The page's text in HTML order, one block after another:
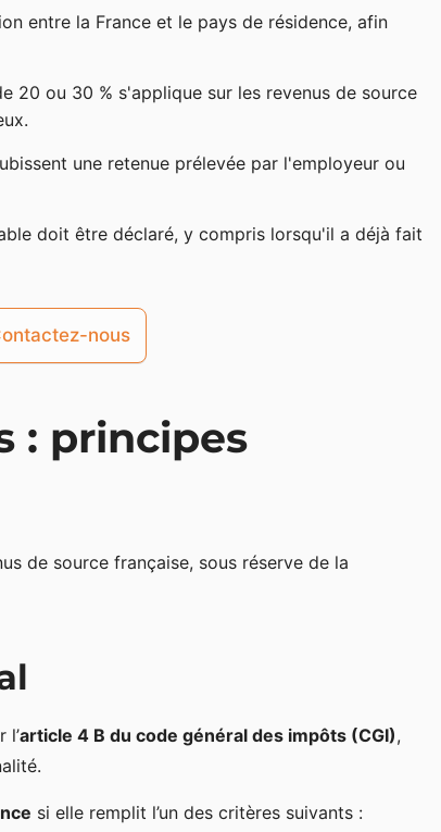
entre la France et le pays de résidence, afin
20 ou 30 % s'applique sur les revenus de source
une retenue prélevée par l'employeur ou
doit être déclaré, y compris lorsqu'il a déjà fait
nous
: principes
de source française, sous réserve de la
l’article 4 B du code général des impôts (CGI),
si elle remplit l’un des critères suivants :